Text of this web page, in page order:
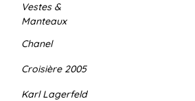
Vestes &
Manteaux
Chanel
Croisière 2005
Karl Lagerfeld